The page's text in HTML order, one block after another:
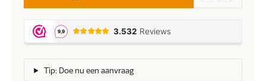
Outdoor
Nora
voetenbank
aantalTip: Doe nu een aanvraag